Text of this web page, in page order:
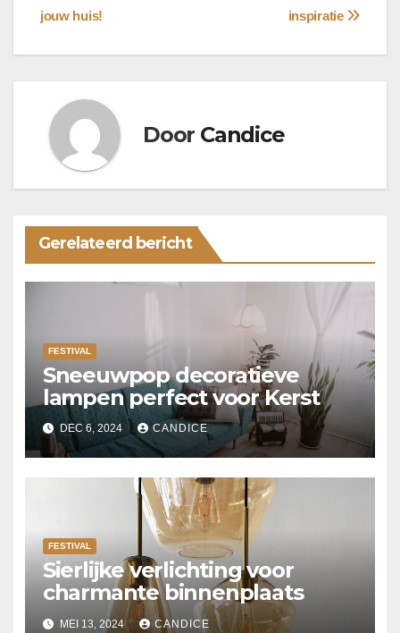
inspiratie
jouw huis!
Door Candice
Gerelateerd bericht
FESTIVAL
Sneeuwpop decoratieve
lampen perfect voor Kerst
DEC 6, 2024 CANDICE
FESTIVAL
Sierlijke verlichting voor
charmante binnenplaats
MEI 13, 2024 CANDICE